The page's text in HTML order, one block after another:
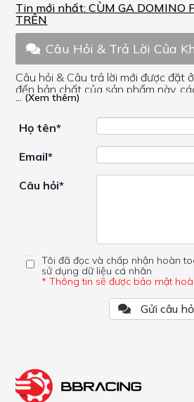
Tin mới nhất:CÙM GA DOMINO
TRÊN
Câu Hỏi & Trả Lời Của
Câu hỏi & Câu trả lời mới được đặt
đến bản chất của sản phẩm này,
nơi hoạt động, liệu nó có hữu ích
câu hỏi của bạn ở đây mà bên trong
... (Xem thêm)
Họ tên*
Email*
Câu hỏi*
Tôi đã đọc và chấp nhận hoàn
sử dụng dữ liệu cá nhân
* Thông tin sẽ được bảo mật
Gửi câu